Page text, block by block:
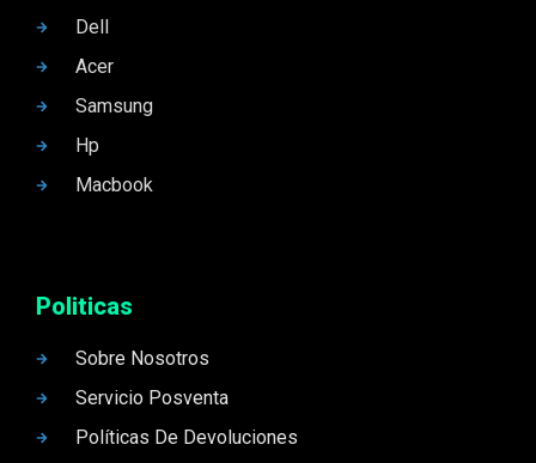
Dell
Acer
Samsung
Hp
Macbook
Politicas
Sobre Nosotros
Servicio Posventa
Políticas De Devoluciones